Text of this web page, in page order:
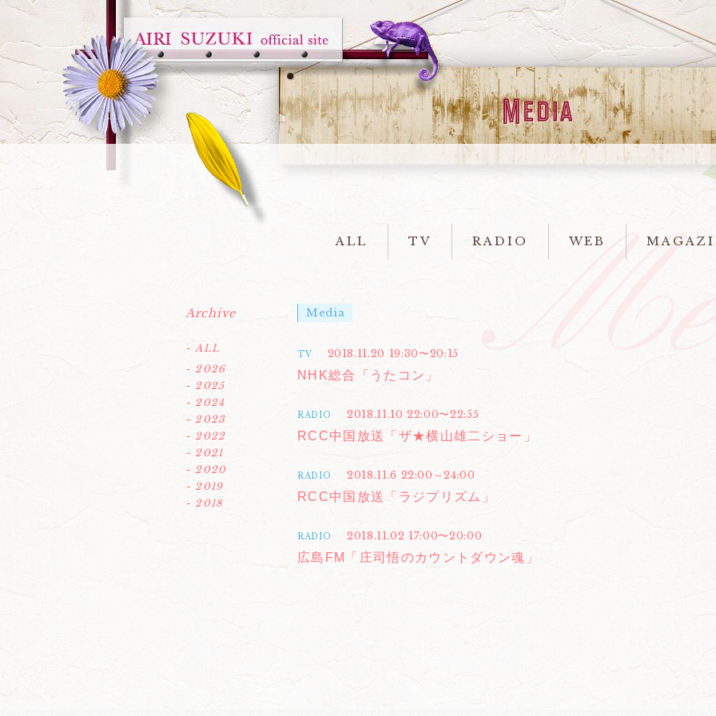
ALL TV RADIO WEB
Media
TV
2018.11.20 19:30〜20:15
NHK総合「うたコン」
RADIO
2018.11.10 22:00〜22:55
RCC中国放送「ザ★横山雄二ショー」
RADIO
2018.11.6 22:00～24:00
RCC中国放送「ラジプリズム」
RADIO
2018.11.02 17:00〜20:00
広島FM「庄司悟のカウントダウン魂」
Archive
- ALL
- 2026
- 2025
- 2024
- 2023
- 2022
- 2021
- 2020
- 2019
- 2018